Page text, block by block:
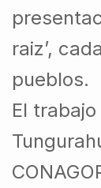
raiz’,
pueblos.
El